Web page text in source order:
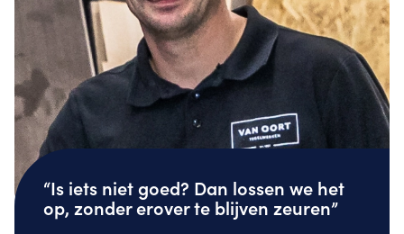
“Is iets niet goed? Dan lossen we het
op, zonder erover te blijven zeuren”